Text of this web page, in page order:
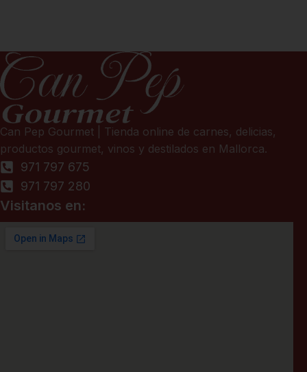
Can Pep Gourmet | Tienda online de carnes, delicias,
productos gourmet, vinos y destilados en Mallorca.
971 797 675
971 797 280
Visitanos en: